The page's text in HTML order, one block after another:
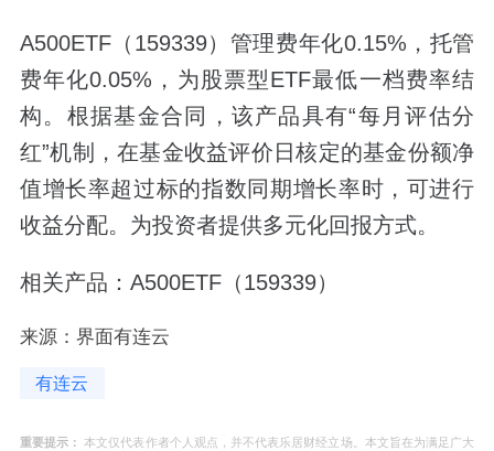
A500ETF（159339）管理费年化0.15%，托管
费年化0.05%，为股票型ETF最低一档费率结
构。根据基金合同，该产品具有“每月评估分
红”机制，在基金收益评价日核定的基金份额净
值增长率超过标的指数同期增长率时，可进行
收益分配。为投资者提供多元化回报方式。
相关产品：A500ETF（159339）
来源：界面有连云
有连云
重要提示： 本文仅代表作者个人观点，并不代表乐居财经立场。本文旨在为满足广大